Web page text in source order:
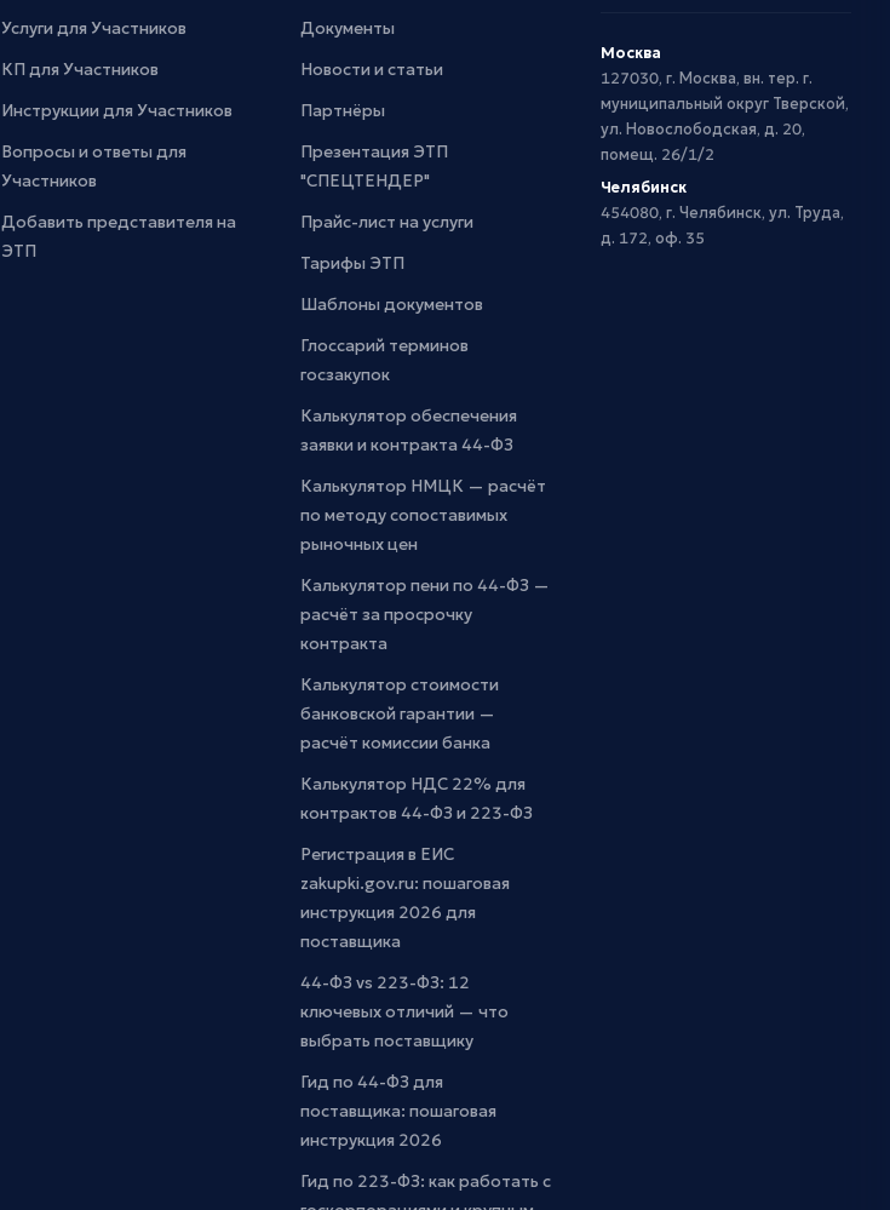
Услуги для Участников
КП для Участников
Инструкции для Участников
Вопросы и ответы для
Участников
Добавить представителя на
ЭТП
Документы
Новости и статьи
Партнёры
Презентация ЭТП
"СПЕЦТЕНДЕР"
Прайс-лист на услуги
Тарифы ЭТП
Шаблоны документов
Глоссарий терминов
госзакупок
Калькулятор обеспечения
заявки и контракта 44-ФЗ
Калькулятор НМЦК — расчёт
по методу сопоставимых
рыночных цен
Калькулятор пени по 44-ФЗ —
расчёт за просрочку
контракта
Калькулятор стоимости
банковской гарантии —
расчёт комиссии банка
Калькулятор НДС 22% для
контрактов 44-ФЗ и 223-ФЗ
Регистрация в ЕИС
zakupki.gov.ru: пошаговая
инструкция 2026 для
поставщика
44-ФЗ vs 223-ФЗ: 12
ключевых отличий — что
выбрать поставщику
Гид по 44-ФЗ для
поставщика: пошаговая
инструкция 2026
Гид по 223-ФЗ: как работать с
Москва
127030, г. Москва, вн. тер. г.
муниципальный округ Тверской,
ул. Новослободская, д. 20,
помещ. 26/1/2
Челябинск
454080, г. Челябинск, ул. Труда,
д. 172, оф. 35